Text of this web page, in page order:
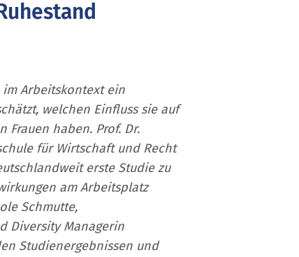
im Arbeitskontext ein
welchen Einfluss sie auf
Frauen haben. Prof. Dr.
für Wirtschaft und Recht
erste Studie zu
am Arbeitsplatz
Schmutte,
Diversity Managerin​
Studienergebnissen und